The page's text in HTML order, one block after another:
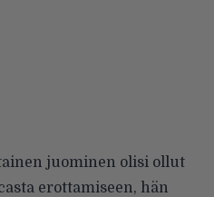
juominen olisi ollut
erottamiseen, hän